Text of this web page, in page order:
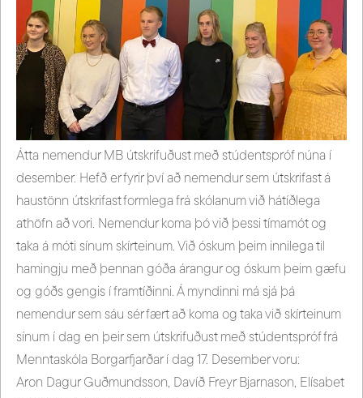
Átta nemendur MB útskrifuðust með stúdentspróf núna í
desember. Hefð er fyrir því að nemendur sem útskrifast á
haustönn útskrifast formlega frá skólanum við hátíðlega
athöfn að vori. Nemendur koma þó við þessi tímamót og
taka á móti sínum skírteinum. Við óskum þeim innilega til
hamingju með þennan góða árangur og óskum þeim gæfu
og góðs gengis í framtíðinni. Á myndinni má sjá þá
nemendur sem sáu sér fært að koma og taka við skírteinum
sínum í dag en þeir sem útskrifuðust með stúdentspróf frá
Menntaskóla Borgarfjarðar í dag 17. Desember voru:
Aron Dagur Guðmundsson, Davíð Freyr Bjarnason, Elísabet